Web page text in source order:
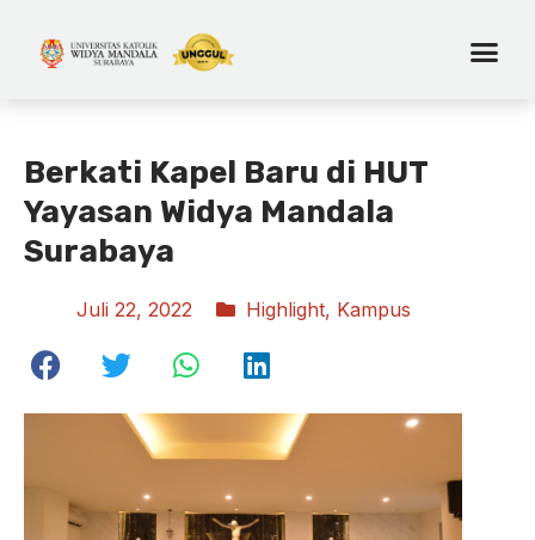
Berkati Kapel Baru di HUT
Yayasan Widya Mandala
Surabaya
Juli 22, 2022 Highlight, Kampus